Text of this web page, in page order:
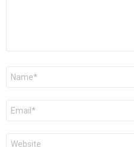
Name
E-
Mail
*
Website